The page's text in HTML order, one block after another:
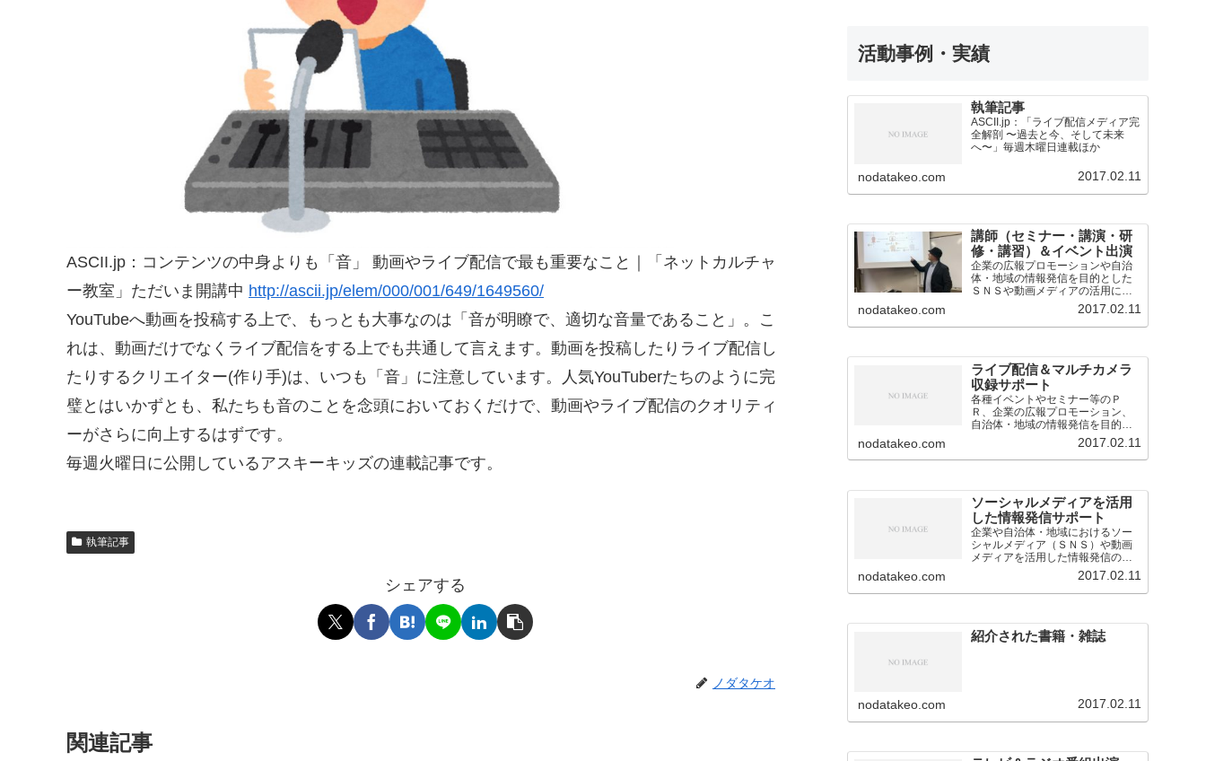
ASCII.jp：コンテンツの中身よりも「音」 動画やライブ配信で最も重要なこと｜「ネットカルチャ
ー教室」ただいま開講中 http://ascii.jp/elem/000/001/649/1649560/
YouTubeへ動画を投稿する上で、もっとも大事なのは「音が明瞭で、適切な音量であること」。こ
れは、動画だけでなくライブ配信をする上でも共通して言えます。動画を投稿したりライブ配信し
たりするクリエイター(作り手)は、いつも「音」に注意しています。人気YouTuberたちのように完
璧とはいかずとも、私たちも音のことを念頭においておくだけで、動画やライブ配信のクオリティ
ーがさらに向上するはずです。
毎週火曜日に公開しているアスキーキッズの連載記事です。
執筆記事
シェアする
ノダタケオ
関連記事
活動事例・実績
執筆記事
ASCII.jp：「ライブ配信メディア完
全解剖 〜過去と今、そして未来
へ〜」毎週木曜日連載ほか
nodatakeo.com 2017.02.11
講師（セミナー・講演・研
修・講習）＆イベント出演
企業の広報プロモーションや自治
体・地域の情報発信を目的とした
ＳＮＳや動画メディアの活用に関
するセミナー・講演・研修・講習
nodatakeo.com 2017.02.11
ライブ配信＆マルチカメラ
収録サポート
各種イベントやセミナー等のＰ
Ｒ、企業の広報プロモーション、
自治体・地域の情報発信を目的と
したライブ配信・中継の業務を担
当。映像音声の技術的なサポート
のほか、構成企画も対応。
nodatakeo.com 2017.02.11
ソーシャルメディアを活用
した情報発信サポート
企業や自治体・地域におけるソー
シャルメディア（ＳＮＳ）や動画
メディアを活用した情報発信のサ
ポート（アドバイスや運用支援）
nodatakeo.com 2017.02.11
紹介された書籍・雑誌
nodatakeo.com 2017.02.11